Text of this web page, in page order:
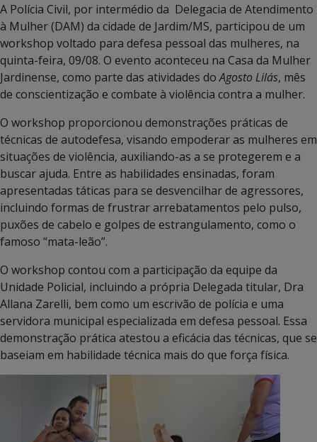
A Polícia Civil, por intermédio da Delegacia de Atendimento
à Mulher (DAM) da cidade de Jardim/MS, participou de um
workshop voltado para defesa pessoal das mulheres, na
quinta-feira, 09/08. O evento aconteceu na Casa da Mulher
Jardinense, como parte das atividades doAgosto Lilás, mês
de conscientização e combate à violência contra a mulher.
O workshop proporcionou demonstrações práticas de
técnicas de autodefesa, visando empoderar as mulheres em
situações de violência, auxiliando-as a se protegerem e a
buscar ajuda. Entre as habilidades ensinadas, foram
apresentadas táticas para se desvencilhar de agressores,
incluindo formas de frustrar arrebatamentos pelo pulso,
puxões de cabelo e golpes de estrangulamento, como o
famoso “mata-leão”.
O workshop contou com a participação da equipe da
Unidade Policial, incluindo a própria Delegada titular, Dra
Allana Zarelli, bem como um escrivão de polícia e uma
servidora municipal especializada em defesa pessoal. Essa
demonstração prática atestou a eficácia das técnicas, que se
baseiam em habilidade técnica mais do que força física.